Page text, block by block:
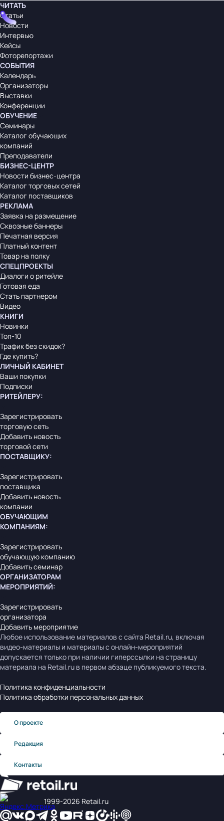
ЧИТАТЬ
Статьи
Новости
Интервью
Кейсы
Фоторепортажи
СОБЫТИЯ
Календарь
Организаторы
Выставки
Конференции
ОБУЧЕНИЕ
Семинары
Каталог обучающих
компаний
Преподаватели
БИЗНЕС-ЦЕНТР
Новости бизнес-центра
Каталог торговых сетей
Каталог поставщиков
РЕКЛАМА
Заявка на размещение
Сквозные баннеры
Печатная версия
Платный контент
Товар на полку
СПЕЦПРОЕКТЫ
Диалоги о ритейле
Готовая еда
Стать партнером
Видео
КНИГИ
Новинки
Топ-10
Трафик без скидок?
Где купить?
ЛИЧНЫЙ КАБИНЕТ
Ваши покупки
Подписки
РИТЕЙЛЕРУ:
Зарегистрировать
торговую сеть
Добавить новость
торговой сети
ПОСТАВЩИКУ:
Зарегистрировать
поставщика
Добавить новость
компании
ОБУЧАЮЩИМ
КОМПАНИЯМ:
Зарегистрировать
обучающую компанию
Добавить семинар
ОРГАНИЗАТОРАМ
МЕРОПРИЯТИЙ:
Зарегистрировать
организатора
Добавить мероприятие
Любое использование материалов с сайта Retail.ru, включая
видео-материалы и материалы с онлайн-мероприятий
допускается только при наличии гиперссылки на страницу
материала на Retail.ru в первом абзаце публикуемого текста.
Политика конфиденциальности
Политика обработки персональных данных
О проекте
Редакция
Контакты
1999‑2026 Retail.ru